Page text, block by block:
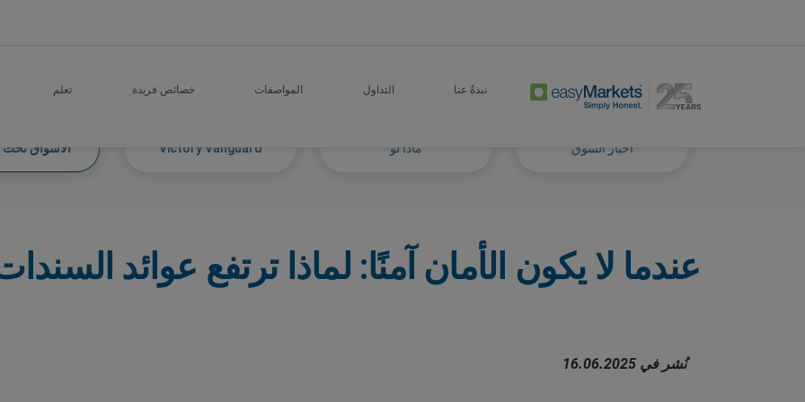
نبذةٌ عنا التداول المواصفات خصائص فريدة تعلم
أخبار السوق ماذا لو Victory Vanguard الأسواق تحت
عندما لا يكون الأمان آمنًا: لماذا ترتفع عوائد السندات
نُشر في 16.06.2025